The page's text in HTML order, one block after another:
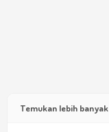
Temukan lebih banyak